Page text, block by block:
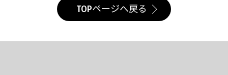
TOPページへ戻る